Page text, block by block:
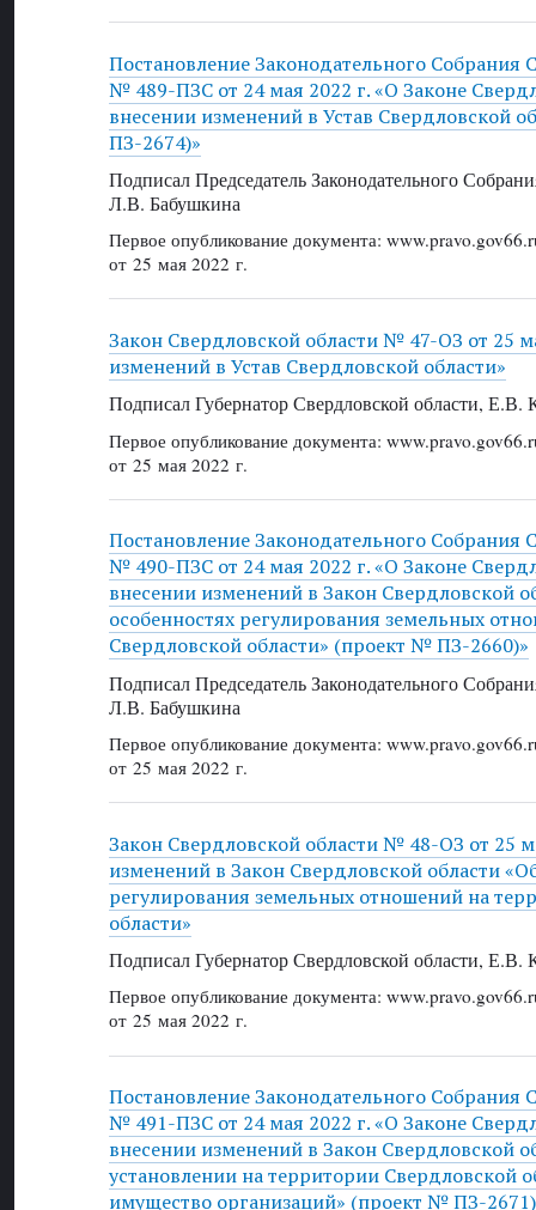
Постановление Законодательного Собрания
№ 489-ПЗС от 24 мая 2022 г. «О Законе
внесении изменений в Устав Свердловской
ПЗ-2674)»
Подписал Председатель Законодательного
Л.В. Бабушкина
Первое опубликование документа:
от 25 мая 2022 г.
Закон Свердловской области № 47-ОЗ от 25
изменений в Устав Свердловской области»
Подписал Губернатор Свердловской области, Е.В.
Первое опубликование документа:
от 25 мая 2022 г.
Постановление Законодательного Собрания
№ 490-ПЗС от 24 мая 2022 г. «О Законе
внесении изменений в Закон Свердловской
особенностях регулирования земельных
Свердловской области» (проект № ПЗ-2660)»
Подписал Председатель Законодательного
Л.В. Бабушкина
Первое опубликование документа:
от 25 мая 2022 г.
Закон Свердловской области № 48-ОЗ от 25
изменений в Закон Свердловской области
регулирования земельных отношений на
области»
Подписал Губернатор Свердловской области, Е.В.
Первое опубликование документа:
от 25 мая 2022 г.
Постановление Законодательного Собрания
№ 491-ПЗС от 24 мая 2022 г. «О Законе
внесении изменений в Закон Свердловской
установлении на территории Свердловской
имущество организаций» (проект № ПЗ-